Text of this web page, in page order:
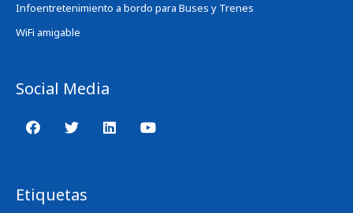
Infoentretenimiento a bordo para Buses y Trenes
WiFi amigable
Social Media
Etiquetas